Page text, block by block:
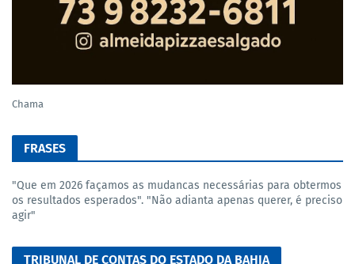
Chama
FRASES
"Que em 2026 façamos as mudancas necessárias para obtermos
os resultados esperados". "Não adianta apenas querer, é preciso
agir"
TRIBUNAL DE CONTAS DO ESTADO DA BAHIA